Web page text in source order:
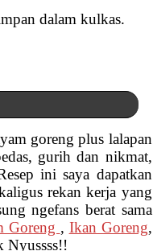
dalam kulkas.
goreng plus lalapan
gurih dan nikmat,
ini saya dapatkan
rekan kerja yang
ngefans berat sama
Goreng , Ikan Goreng,
Nyussss!!